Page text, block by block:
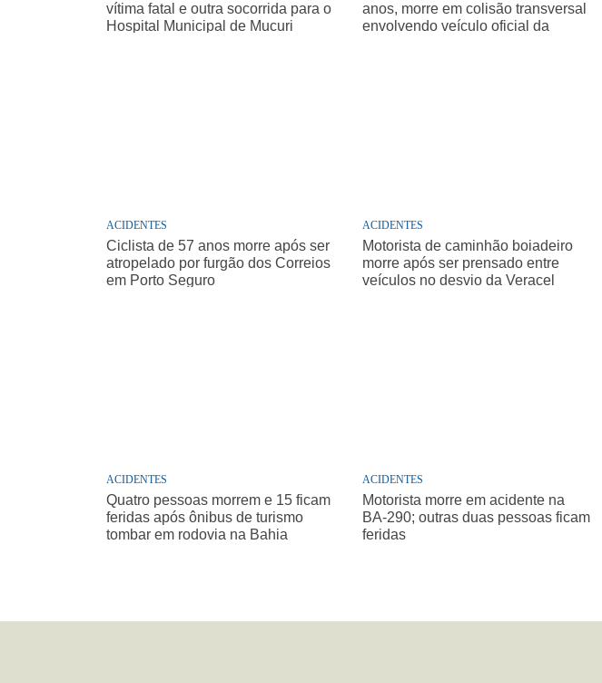
vítima fatal e outra socorrida para o
Hospital Municipal de Mucuri
anos, morre em colisão transversal
envolvendo veículo oficial da
ACIDENTES
Ciclista de 57 anos morre após ser
atropelado por furgão dos Correios
em Porto Seguro
ACIDENTES
Motorista de caminhão boiadeiro
morre após ser prensado entre
veículos no desvio da Veracel
ACIDENTES
Quatro pessoas morrem e 15 ficam
feridas após ônibus de turismo
tombar em rodovia na Bahia
ACIDENTES
Motorista morre em acidente na
BA-290; outras duas pessoas ficam
feridas